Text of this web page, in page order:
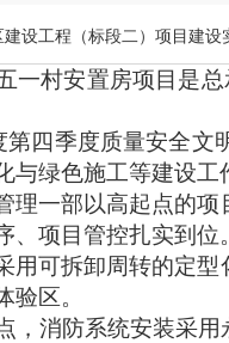
设工程（标段二）项目建设
一村安置房项目是
第四季度质量安全文
与绿色施工等建设工
理一部以高起点的
项目管控扎实到位。
用可拆卸周转的定
区。
消防系统安装采用